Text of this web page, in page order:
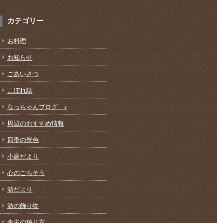
カテゴリー
お料理
お知らせ
ごあいさつ
こぼれ話
なっちゃんブログ ♪
周辺のおすすめ情報
四季の景色
小庭だより
心のごちそう
游だより
游の飾り物